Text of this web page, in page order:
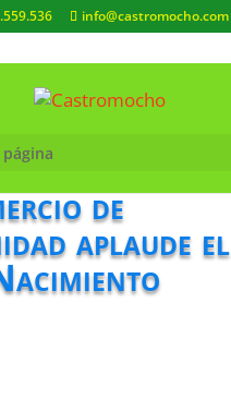
info@castromocho.com
de
aplaude el